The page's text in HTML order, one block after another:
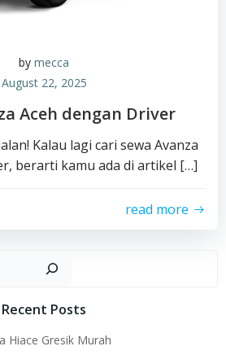
by mecca
August 22, 2025
Aceh dengan Driver
Kalau lagi cari sewa Avanza
berarti kamu ada di artikel […]
read more
Recent Posts
Hiace Gresik Murah